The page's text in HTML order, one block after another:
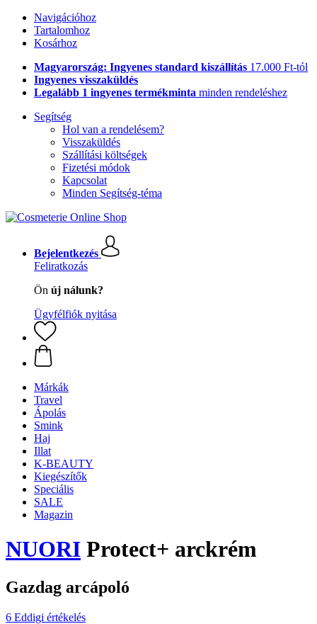
Navigációhoz
Tartalomhoz
Kosárhoz
Magyarország: Ingyenes standard kiszállítás 17.000 Ft-tól
Ingyenes visszaküldés
Legalább 1 ingyenes termékminta minden rendeléshez
Segítség
Hol van a rendelésem?
Visszaküldés
Szállítási költségek
Fizetési módok
Kapcsolat
Minden Segítség-téma
Bejelentkezés
Feliratkozás
Ön új nálunk?
Ügyfélfiók nyitása
Márkák
Travel
Ápolás
Smink
Haj
Illat
K-BEAUTY
Kiegészítők
Speciális
SALE
Magazin
NUORI Protect+ arckrém
Gazdag arcápoló
6 Eddigi értékelés